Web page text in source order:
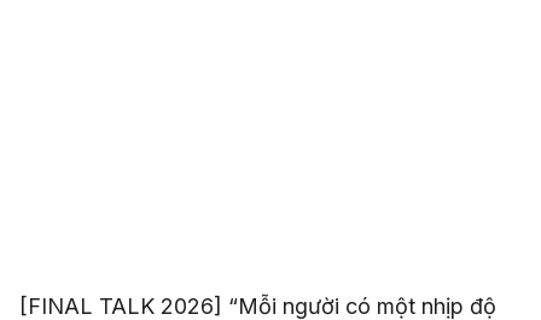
[FINAL TALK 2026] “Mỗi người có một nhịp độ